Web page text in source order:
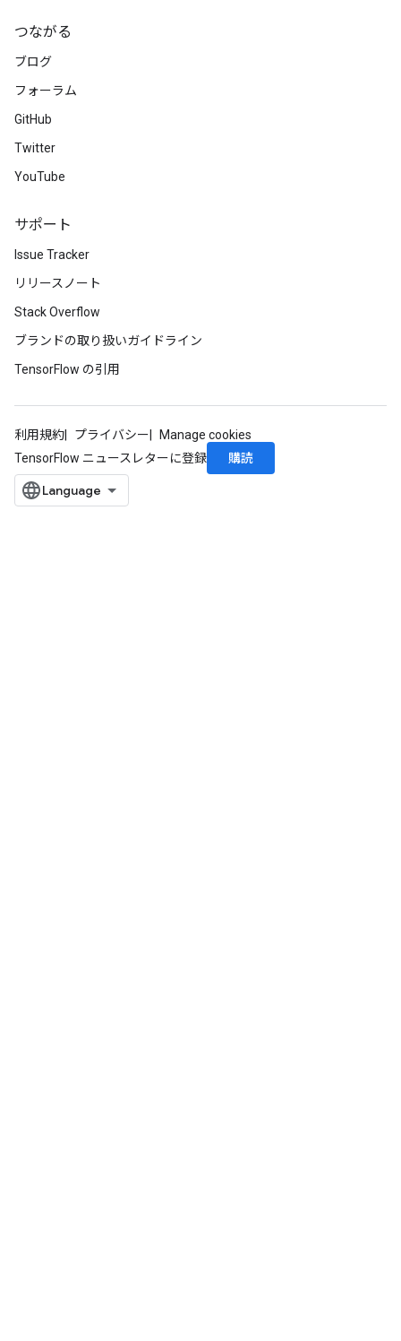
つながる
ブログ
フォーラム
GitHub
Twitter
YouTube
サポート
Issue Tracker
リリースノート
Stack Overflow
ブランドの取り扱いガイドライン
TensorFlow の引用
利用規約 プライバシー
Manage cookies
TensorFlow ニュースレターに登録
購読